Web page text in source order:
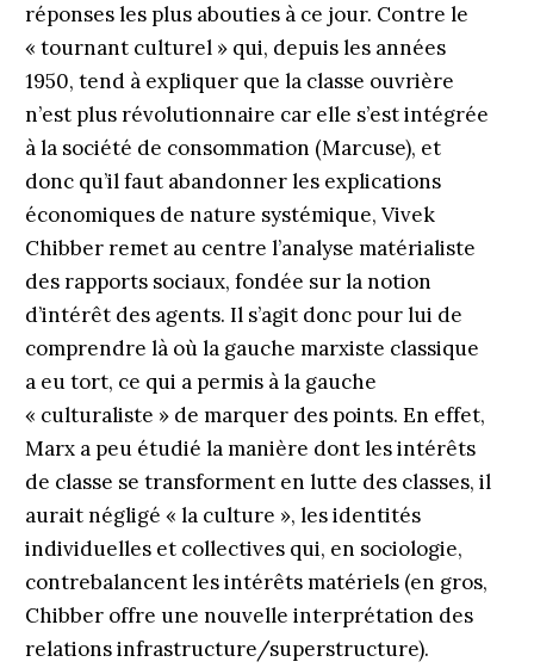
réponses les plus abouties à ce jour. Contre le
« tournant culturel » qui, depuis les années
1950, tend à expliquer que la classe ouvrière
n’est plus révolutionnaire car elle s’est intégrée
à la société de consommation (Marcuse), et
donc qu’il faut abandonner les explications
économiques de nature systémique, Vivek
Chibber remet au centre l’ana­lyse matérialiste
des rapports sociaux, fondée sur la notion
d’intérêt des agents. Il s’agit donc pour lui de
comprendre là où la gauche marxiste classique
a eu tort, ce qui a permis à la gauche
« culturaliste » de marquer des points. En effet,
Marx a peu étudié la manière dont les intérêts
de classe se transforment en lutte des classes, il
aurait négligé « la culture », les identités
individuelles et collectives qui, en sociologie,
contrebalancent les intérêts matériels (en gros,
Chibber offre une nouvelle interprétation des
relations infra­structure/superstructure).